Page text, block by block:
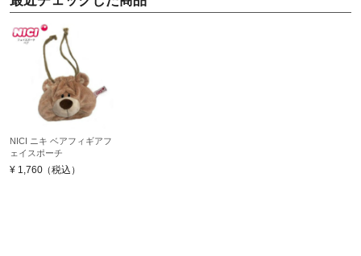
NICI ニキ ベアフィギアフ
ェイスポーチ
¥ 1,760（税込）